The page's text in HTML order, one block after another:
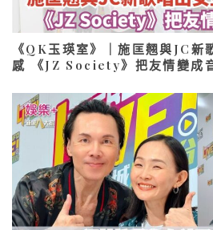
《QK玉瑛室》｜施匡翹與JC新
感 《JZ Society》把友情變成